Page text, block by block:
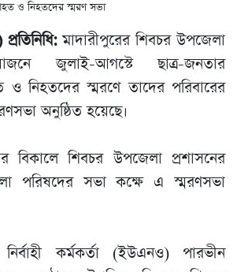
মাদারীপুরের শিবচর উপজেলা
জুলাই-আগস্টে ছাত্র-জনতার
নিহতদের স্মরণে তাদের পরিবারের
অনুষ্ঠিত হয়েছে।
বিকালে শিবচর উপজেলা প্রশাসনের
পরিষদের সভা কক্ষে এ স্মরণসভা
কর্মকর্তা (ইউএনও) পারভীন